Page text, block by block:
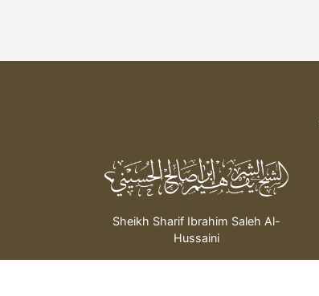
Sheikh Sharif Ibrahim Saleh Al-
Hussaini